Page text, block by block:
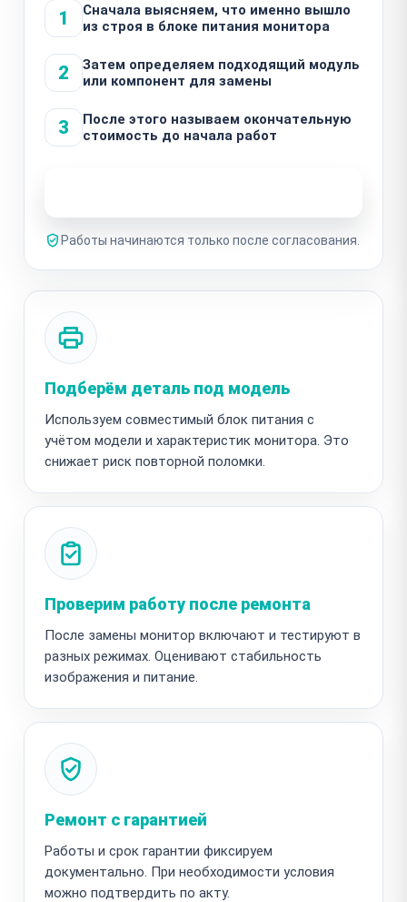
1
Сначала выясняем, что именно вышло
из строя в блоке питания монитора
2
Затем определяем подходящий модуль
или компонент для замены
3
После этого называем окончательную
стоимость до начала работ
Работы начинаются только после согласования.
Подберём деталь под модель
Используем совместимый блок питания с
учётом модели и характеристик монитора. Это
снижает риск повторной поломки.
Проверим работу после ремонта
После замены монитор включают и тестируют в
разных режимах. Оценивают стабильность
изображения и питание.
Ремонт с гарантией
Работы и срок гарантии фиксируем
документально. При необходимости условия
можно подтвердить по акту.